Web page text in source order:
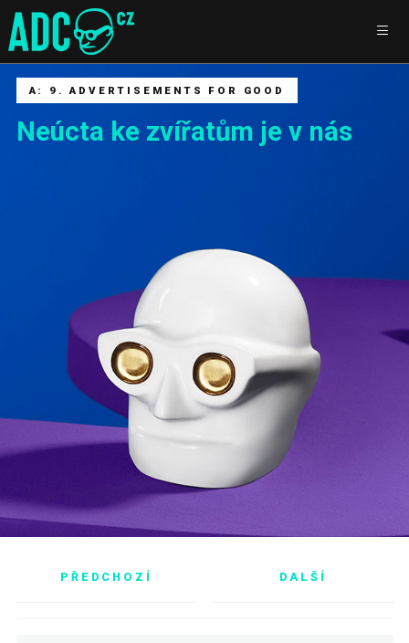
A: 9. ADVERTISEMENTS FOR GOOD
Neúcta ke zvířatům je v nás
PŘEDCHOZÍ DALŠÍ